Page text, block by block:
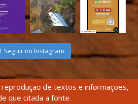
Seguir no Instagram
de textos e informações,
que citada a fonte.